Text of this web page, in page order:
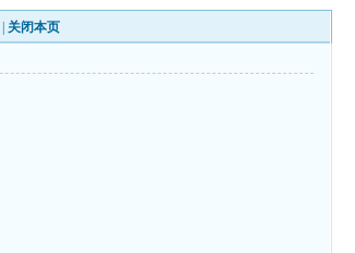
关闭本页